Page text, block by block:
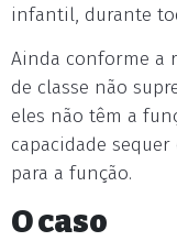
infantil, durante
Ainda conforme a
de classe não
eles não têm a
capacidade
para a função.
O caso